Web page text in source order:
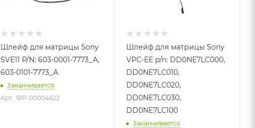
Шлейф для матрицы Sony
SVE11 P/N: 603-0001-7773_A,
603-0101-7773_A
Заканчивается
Арт.: ФР-00004622
Шлейф для матрицы Sony
VPC-EE p/n: DD0NE7LC000,
DD0NE7LC010,
DD0NE7LC020,
DD0NE7LC030,
DD0NE7LC100
Заканчивается